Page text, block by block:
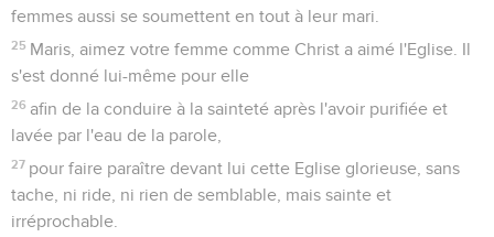
femmes aussi se soumettent en tout à leur mari.
25 Maris, aimez votre femme comme Christ a aimé l'Eglise. Il
s'est donné lui-même pour elle
26 afin de la conduire à la sainteté après l'avoir purifiée et
lavée par l'eau de la parole,
27 pour faire paraître devant lui cette Eglise glorieuse, sans
tache, ni ride, ni rien de semblable, mais sainte et
irréprochable.